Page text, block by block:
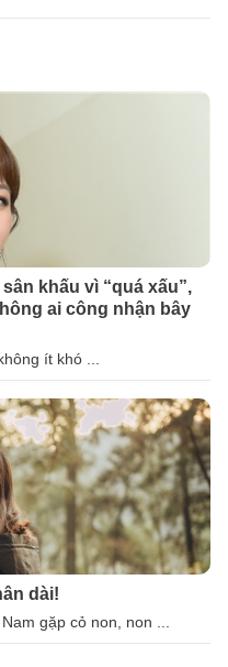
khấu vì “quá xấu”,
ai công nhận bây
ít khó ...
dài!
gặp cỏ non, non ...